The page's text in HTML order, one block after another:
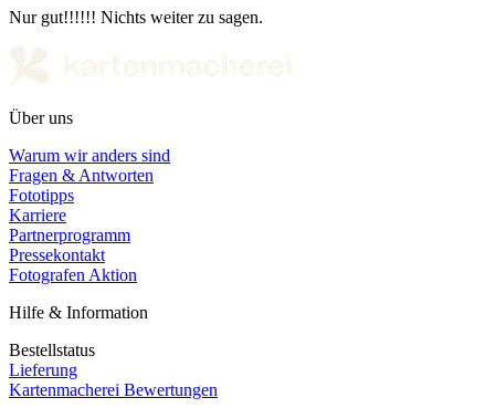
Nur gut!!!!!! Nichts weiter zu sagen.
Über uns
Warum wir anders sind
Fragen & Antworten
Fototipps
Karriere
Partnerprogramm
Pressekontakt
Fotografen Aktion
Hilfe & Information
Bestellstatus
Lieferung
Kartenmacherei Bewertungen